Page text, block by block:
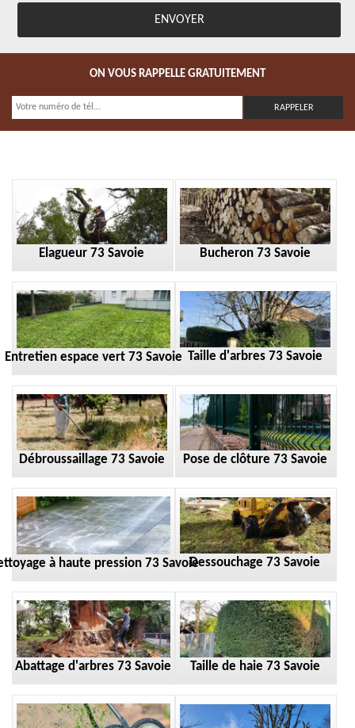
ON VOUS RAPPELLE GRATUITEMENT
Elagueur 73 Savoie Bucheron 73 Savoie
Entretien espace vert 73 Savoie Taille d'arbres 73 Savoie
Débroussaillage 73 Savoie Pose de clôture 73 Savoie
à haute pression 73 SavoieDessouchage 73 Savoie
Abattage d'arbres 73 Savoie Taille de haie 73 Savoie